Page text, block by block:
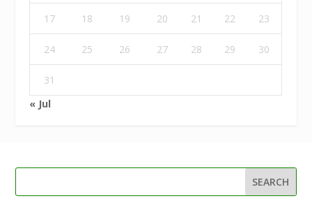
17 18 19 20 21 22 23
24 25 26 27 28 29 30
31
« Jul